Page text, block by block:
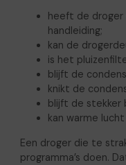
heeft de droger
handleiding;
kan de
is het
blijft de
knikt de
blijft de stekker
kan warme
Een droger die te
programma’s doen.